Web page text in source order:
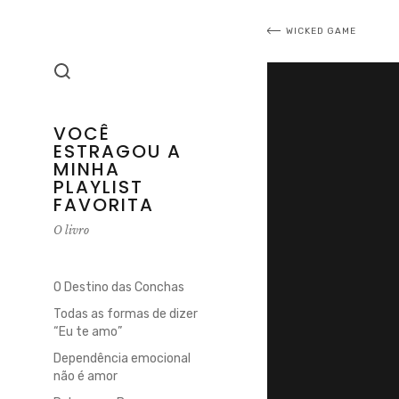
VOCÊ
ESTRAGOU A
MINHA
PLAYLIST
FAVORITA
O livro
O Destino das Conchas
Todas as formas de dizer
“Eu te amo”
Dependência emocional
não é amor
de
WICKED GAME